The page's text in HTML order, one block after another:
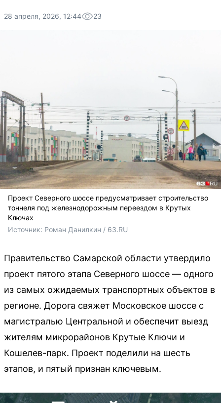
28 апреля, 2026, 12:44 23
Проект Северного шоссе предусматривает строительство
тоннеля под железнодорожным переездом в Крутых
Ключах
Источник: Роман Данилкин / 63.RU
Правительство Самарской области утвердило
проект пятого этапа Северного шоссе — одного
из самых ожидаемых транспортных объектов в
регионе. Дорога свяжет Московское шоссе с
магистралью Центральной и обеспечит выезд
жителям микрорайонов Крутые Ключи и
Кошелев-парк. Проект поделили на шесть
этапов, и пятый признан ключевым.